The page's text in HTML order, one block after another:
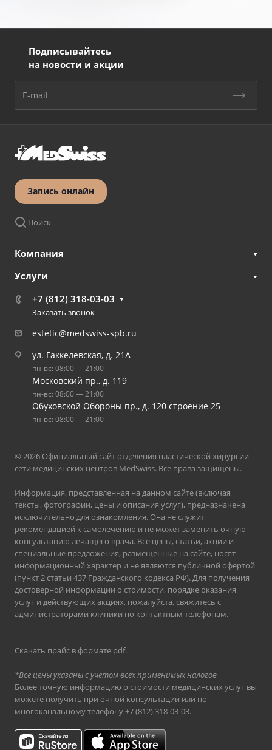
Подписывайтесь
на новости и акции
Запись онлайн
Поиск
Компания
Услуги
+7 (812) 318-03-03
Заказать звонок
estetic@medswiss-spb.ru
ул. Гаккелевская, д. 21А
пн-вс: 08:00 — 21:00
Московский пр., д. 119
пн-вс: 08:00 — 21:00
Обуховской Обороны пр., д. 120 строение 25
пн-вс: 08:00 — 21:00
© 2026 Официальный сайт отделения пластической хирургии
сети медицинских центров MedSwiss. Все права защищены.
Информация, представленная на данном сайте (включая
тексты, фотографии, цены и описания услуг), предназначена
исключительно для ознакомления. Она не служит
рекомендацией к самолечению и не может заменить очную
консультацию лечащего врача. Все цены, статьи, акции и
специальные предложения, размещенные на сайте, носят
информационный характер и не являются публичной офертой
(пункт 2 статьи 437 Гражданского кодекса РФ). Для получения
достоверной информации о стоимости, порядке оказания
услуг и действующих акциях, пожалуйста, свяжитесь с
администраторами клиники по контактным телефонам.
Скачать прайс в формате pdf.
*Все цены указаны с учетом всех применимых налогов
Более точную информацию о стоимости медицинских услуг вы
можете получить при очной консультации или по
многоканальному телефону+7 (812) 318-03-03.